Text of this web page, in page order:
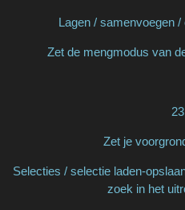
Lagen / samenvoegen
Zet de mengmodus van
Zet je
Selecties / selectie laden-
zoek in het